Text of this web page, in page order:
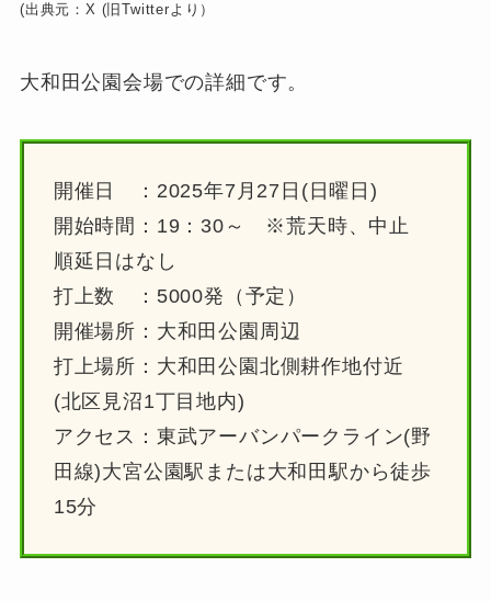
(出典元：X (旧Twitterより）
大和田公園会場での詳細です。
開催日 ：2025年7月27日(日曜日)
開始時間：19：30～ ※荒天時、中止
順延日はなし
打上数 ：5000発（予定）
開催場所：大和田公園周辺
打上場所：大和田公園北側耕作地付近
(北区見沼1丁目地内)
アクセス：東武アーバンパークライン(野
田線)大宮公園駅または大和田駅から徒歩
15分